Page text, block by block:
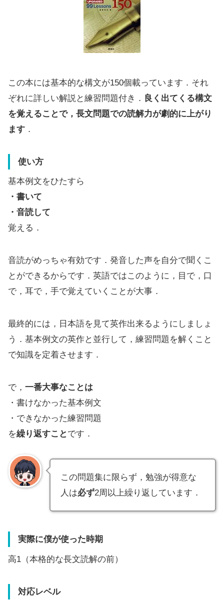
この本には基本的な構文が150個載っています．それ
ぞれに詳しい解説と練習問題付き． 良く出てくる構文
を覚えることで，長文問題での読解力が劇的に上がり
ます ．
使い方
基本例文をひたすら
・書いて
・音読して
覚える．
音読がめっちゃ有効です．発音した声を自分で聞くこ
とができるからです．英語ではこのように，目で，口
で，耳で，手で覚えていくことが大事．
最終的には，日本語を見て英作出来るようにしましょ
う．基本例文の英作と並行して，練習問題を解くこと
で知識を定着させます．
で， 一番大事なことは
・書けなかった基本例文
・できなかった練習問題
を繰り返すこと です．
この問題集に限らず，勉強が得意な
人は必ず2周以上繰り返しています．
実際に僕が使った時期
高1（本格的な長文読解の前）
対応レベル